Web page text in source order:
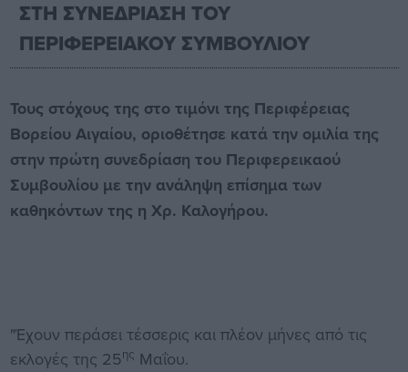
ΣΤΗ ΣΥΝΕΔΡΙΑΣΗ ΤΟΥ
ΠΕΡΙΦΕΡΕΙΑΚΟΥ ΣΥΜΒΟΥΛΙΟΥ
Τους στόχους της στο τιμόνι της Περιφέρειας
Βορείου Αιγαίου, οριοθέτησε κατά την ομιλία της
στην πρώτη συνεδρίαση του Περιφερεικαού
Συμβουλίου με την ανάληψη επίσημα των
καθηκόντων της η Χρ. Καλογήρου.
"Έχουν περάσει τέσσερις και πλέον μήνες από τις
εκλογές της 25ης Μαΐου.